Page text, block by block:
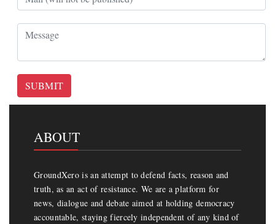
SUBMIT
ABOUT
GroundXero is an attempt to defend facts, reason and
truth, as an act of resistance. We are a platform for
news, dialogue and debate aimed at holding democracy
accountable, staying fiercely independent of any kind of